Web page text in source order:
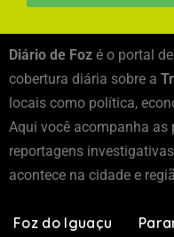
Diário de Foz é o portal de
cobertura diária sobre a
locais como política,
Aqui você acompanha as
reportagens
acontece na cidade e
Foz do Iguaçu